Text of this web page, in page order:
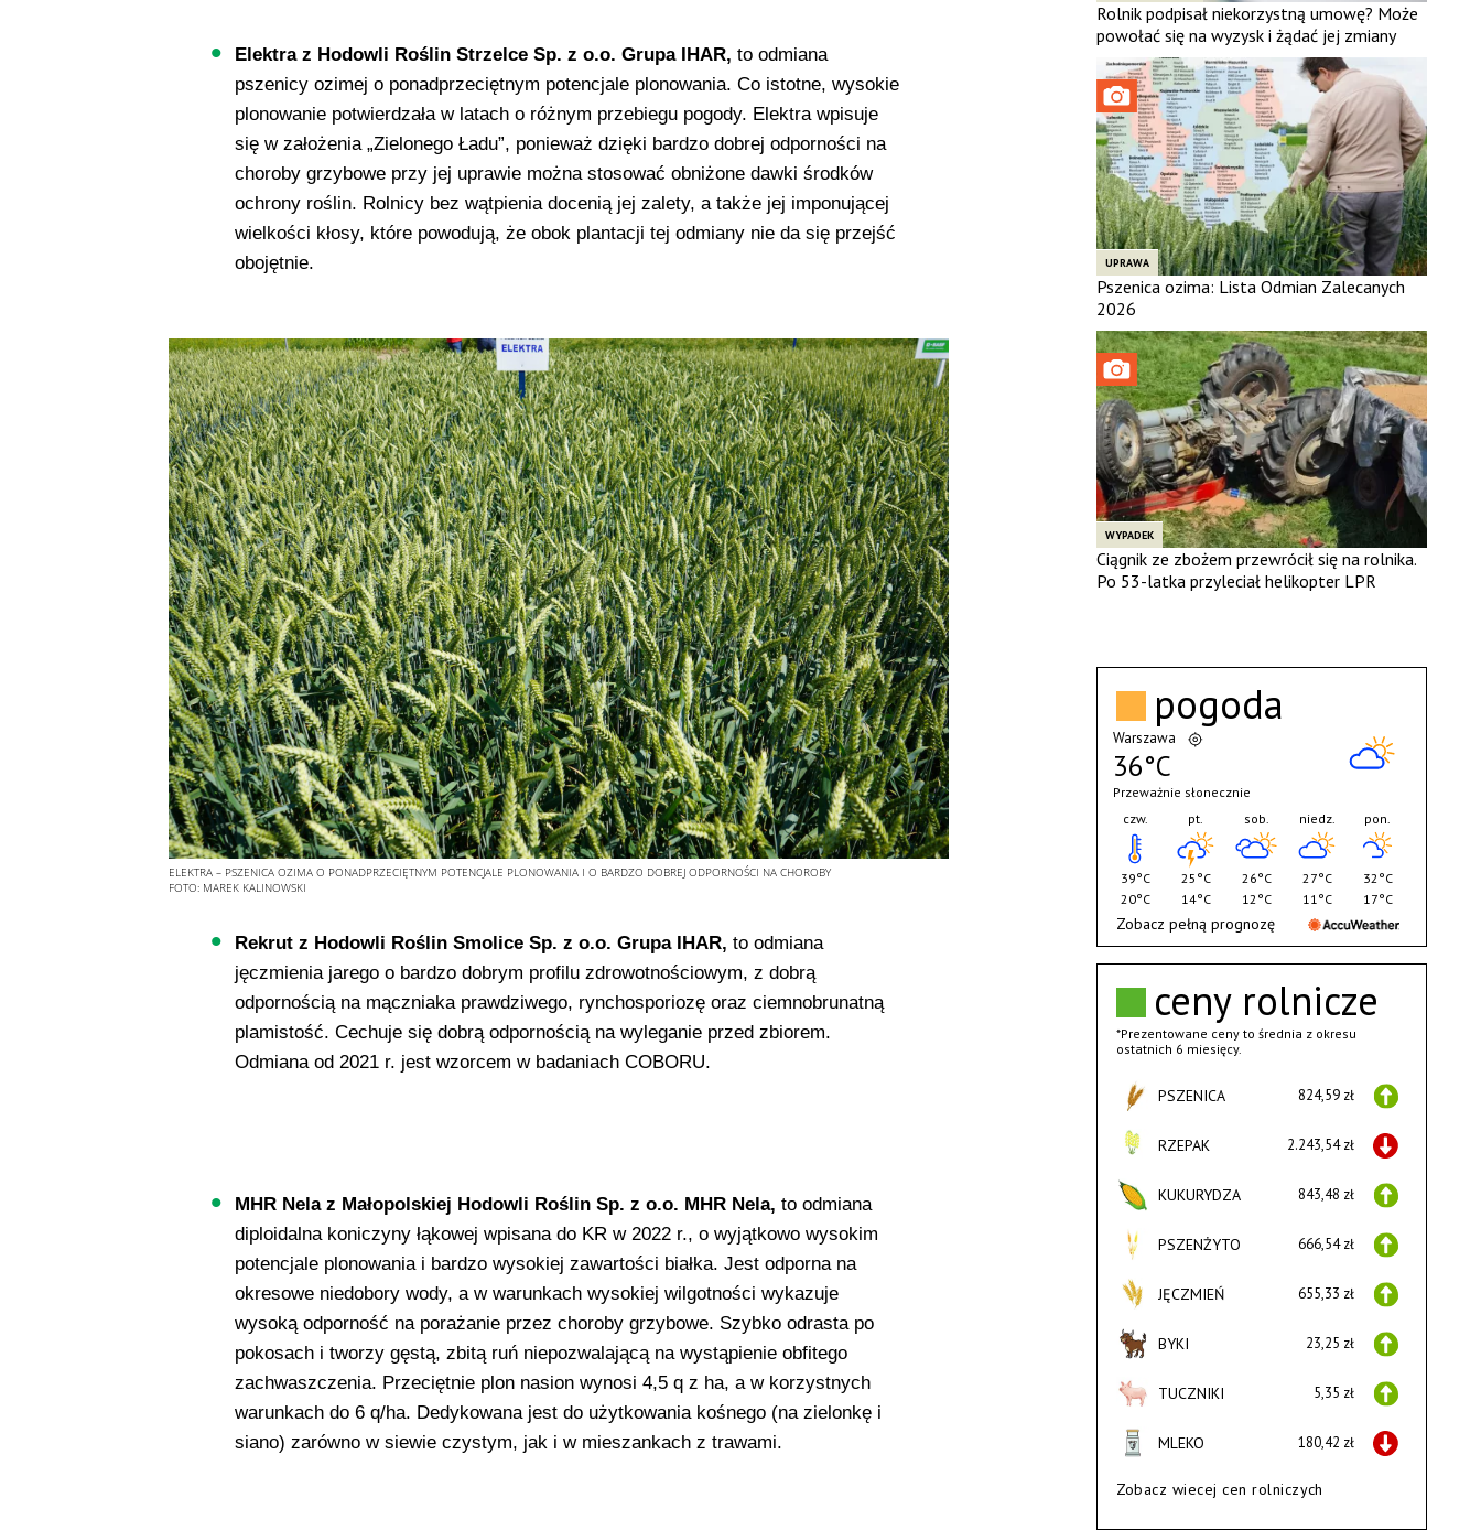
Elektra z Hodowli Roślin Strzelce Sp. z o.o. Grupa IHAR, to odmiana
pszenicy ozimej o ponadprzeciętnym potencjale plonowania. Co istotne, wysokie
plonowanie potwierdzała w latach o różnym przebiegu pogody. Elektra wpisuje
się w założenia „Zielonego Ładu”, ponieważ dzięki bardzo dobrej odporności na
choroby grzybowe przy jej uprawie można stosować obniżone dawki środków
ochrony roślin. Rolnicy bez wątpienia docenią jej zalety, a także jej imponującej
wielkości kłosy, które powodują, że obok plantacji tej odmiany nie da się przejść
obojętnie.
ELEKTRA – PSZENICA OZIMA O PONADPRZECIĘTNYM POTENCJALE PLONOWANIA I O BARDZO DOBREJ ODPORNOŚCI NA CHOROBY
FOTO: MAREK KALINOWSKI
Rekrut z Hodowli Roślin Smolice Sp. z o.o. Grupa IHAR, to odmiana
jęczmienia jarego o bardzo dobrym profilu zdrowotnościowym, z dobrą
odpornością na mączniaka prawdziwego, rynchosporiozę oraz ciemnobrunatną
plamistość. Cechuje się dobrą odpornością na wyleganie przed zbiorem.
Odmiana od 2021 r. jest wzorcem w badaniach COBORU.
MHR Nela z Małopolskiej Hodowli Roślin Sp. z o.o. MHR Nela, to odmiana
diploidalna koniczyny łąkowej wpisana do KR w 2022 r., o wyjątkowo wysokim
potencjale plonowania i bardzo wysokiej zawartości białka. Jest odporna na
okresowe niedobory wody, a w warunkach wysokiej wilgotności wykazuje
wysoką odporność na porażanie przez choroby grzybowe. Szybko odrasta po
pokosach i tworzy gęstą, zbitą ruń niepozwalającą na wystąpienie obfitego
zachwaszczenia. Przeciętnie plon nasion wynosi 4,5 q z ha, a w korzystnych
warunkach do 6 q/ha. Dedykowana jest do użytkowania kośnego (na zielonkę i
siano) zarówno w siewie czystym, jak i w mieszankach z trawami.
Rolnik podpisał niekorzystną umowę? Może
powołać się na wyzysk i żądać jej zmiany
UPRAWA
Pszenica ozima: Lista Odmian Zalecanych
2026
WYPADEK
Ciągnik ze zbożem przewrócił się na rolnika.
Po 53-latka przyleciał helikopter LPR
ceny rolnicze
*Prezentowane ceny to średnia z okresu
ostatnich 6 miesięcy.
PSZENICA 824,59 zł
RZEPAK 2.243,54 zł
KUKURYDZA 843,48 zł
PSZENŻYTO 666,54 zł
JĘCZMIEŃ 655,33 zł
BYKI 23,25 zł
TUCZNIKI 5,35 zł
MLEKO 180,42 zł
Zobacz wiecej cen rolniczych
pogoda
Warszawa
36°C
Przeważnie słonecznie
czw.
39°C
20°C
pt.
25°C
14°C
sob.
26°C
12°C
niedz.
27°C
11°C
pon.
32°C
17°C
Zobacz pełną prognozę